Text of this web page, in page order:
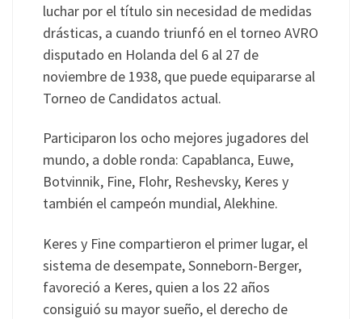
luchar por el título sin necesidad de medidas
drásticas, a cuando triunfó en el torneo AVRO
disputado en Holanda del 6 al 27 de
noviembre de 1938, que puede equipararse al
Torneo de Candidatos actual.
Participaron los ocho mejores jugadores del
mundo, a doble ronda: Capablanca, Euwe,
Botvinnik, Fine, Flohr, Reshevsky, Keres y
también el campeón mundial, Alekhine.
Keres y Fine compartieron el primer lugar, el
sistema de desempate, Sonneborn-Berger,
favoreció a Keres, quien a los 22 años
consiguió su mayor sueño, el derecho de